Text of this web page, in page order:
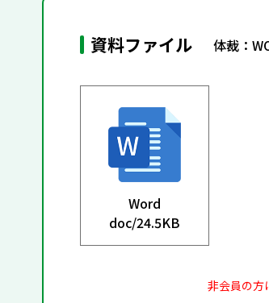
資料ファイル 体裁：
Word
doc/24.5KB
非会員の方